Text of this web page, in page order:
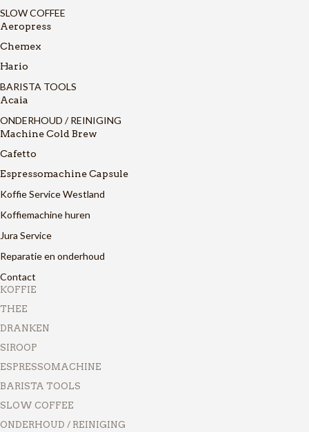
SLOW COFFEE
Aeropress
Chemex
Hario
BARISTA TOOLS
Acaia
ONDERHOUD / REINIGING
Machine Cold Brew
Cafetto
Espressomachine Capsule
Koffie Service Westland
Koffiemachine huren
Jura Service
Reparatie en onderhoud
Contact
KOFFIE
THEE
DRANKEN
SIROOP
ESPRESSOMACHINE
BARISTA TOOLS
SLOW COFFEE
ONDERHOUD / REINIGING